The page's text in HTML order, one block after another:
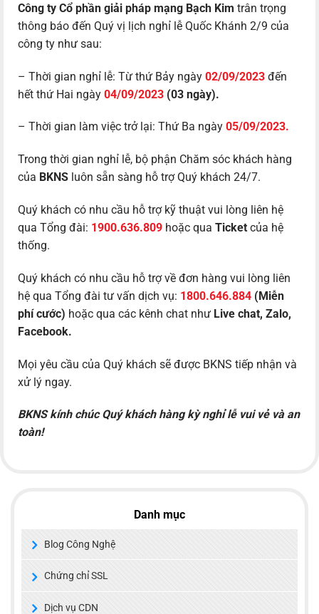
Công ty Cổ phần giải pháp mạng Bạch Kim trân trọng
thông báo đến Quý vị lịch nghỉ lễ Quốc Khánh 2/9 của
công ty như sau:
– Thời gian nghỉ lễ: Từ thứ Bảy ngày 02/09/2023 đến
hết thứ Hai ngày 04/09/2023 (03 ngày).
– Thời gian làm việc trở lại: Thứ Ba ngày 05/09/2023.
Trong thời gian nghỉ lễ, bộ phận Chăm sóc khách hàng
của BKNS luôn sẵn sàng hỗ trợ Quý khách 24/7.
Quý khách có nhu cầu hỗ trợ kỹ thuật vui lòng liên hệ
qua Tổng đài: 1900.636.809 hoặc qua Ticket của hệ
thống.
Quý khách có nhu cầu hỗ trợ về đơn hàng vui lòng liên
hệ qua Tổng đài tư vấn dịch vụ: 1800.646.884 (Miễn
phí cước) hoặc qua các kênh chat như Live chat, Zalo,
Facebook.
Mọi yêu cầu của Quý khách sẽ được BKNS tiếp nhận và
xử lý ngay.
BKNS kính chúc Quý khách hàng kỳ nghỉ lễ vui vẻ và an
toàn!
Danh mục
Blog Công Nghệ
Chứng chỉ SSL
Dịch vụ CDN